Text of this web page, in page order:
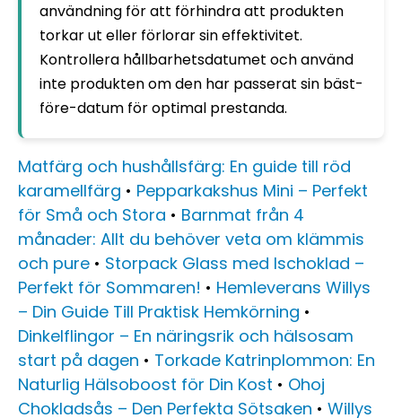
användning för att förhindra att produkten
torkar ut eller förlorar sin effektivitet.
Kontrollera hållbarhetsdatumet och använd
inte produkten om den har passerat sin bäst-
före-datum för optimal prestanda.
Matfärg och hushållsfärg: En guide till röd
karamellfärg • Pepparkakshus Mini – Perfekt
för Små och Stora • Barnmat från 4
månader: Allt du behöver veta om klämmis
och pure • Storpack Glass med Ischoklad –
Perfekt för Sommaren! • Hemleverans Willys
– Din Guide Till Praktisk Hemkörning •
Dinkelflingor – En näringsrik och hälsosam
start på dagen • Torkade Katrinplommon: En
Naturlig Hälsoboost för Din Kost • Ohoj
Chokladsås – Den Perfekta Sötsaken • Willys